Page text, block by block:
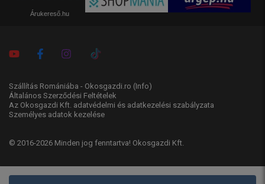
Árukereső.hu
Szállítás Romániába - Okosgazdi.ro (Info)
Általános Szerződési Feltételek
Az Okosgazdi Kft. adatvédelmi és adatkezelési szabályzata
Személyes adatok kezelése
© 2016-2026 Minden jog fenntartva! Okosgazdi Kft.